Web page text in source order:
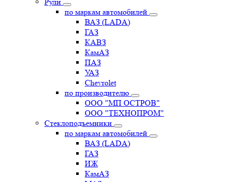
по маркам автомобилей
ВАЗ (LADA)
ГАЗ
КАВЗ
КамАЗ
ПАЗ
УАЗ
Chevrolet
по производителю
ООО "МП ОСТРОВ"
ООО "ТЕХНОПРОМ"
Стеклоподъемники
по маркам автомобилей
ВАЗ (LADA)
ГАЗ
ИЖ
КамАЗ